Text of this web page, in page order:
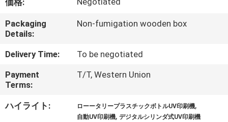
業
情
報
価格:
Packaging
Details:
Non-fumigation wooden box
Delivery Time:
To be negotiated
Payment
Terms:
T/T, Western Union
ハイライト: ローータリープラスチックボトルUV印刷機,
自動UV印刷機,デジタルシリンダ式UV印刷機